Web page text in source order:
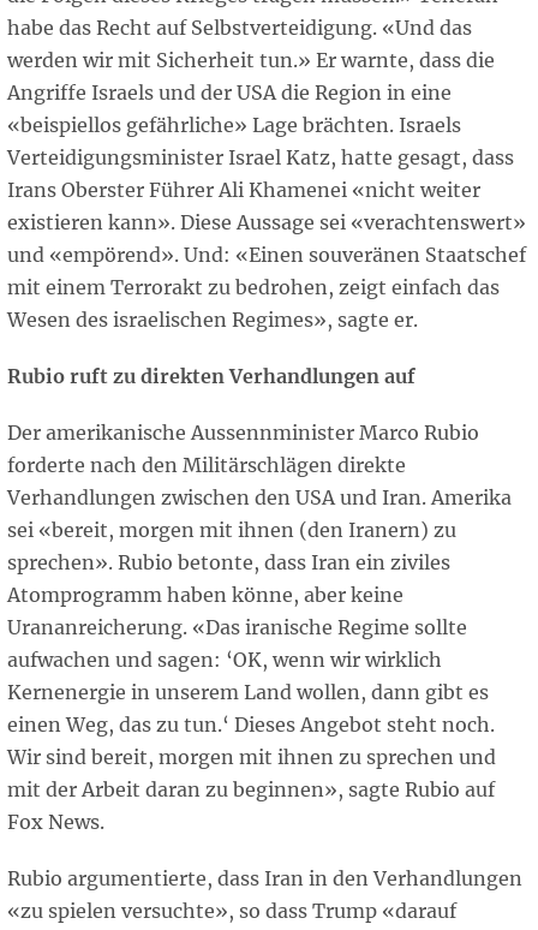
habe das Recht auf Selbstverteidigung. «Und das
werden wir mit Sicherheit tun.» Er warnte, dass die
Angriffe Israels und der USA die Region in eine
«beispiellos gefährliche» Lage brächten. Israels
Verteidigungsminister Israel Katz, hatte gesagt, dass
Irans Oberster Führer Ali Khamenei «nicht weiter
existieren kann». Diese Aussage sei «verachtenswert»
und «empörend». Und: «Einen souveränen Staatschef
mit einem Terrorakt zu bedrohen, zeigt einfach das
Wesen des israelischen Regimes», sagte er.
Rubio ruft zu direkten Verhandlungen auf
Der amerikanische Aussennminister Marco Rubio
forderte nach den Militärschlägen direkte
Verhandlungen zwischen den USA und Iran. Amerika
sei «bereit, morgen mit ihnen (den Iranern) zu
sprechen». Rubio betonte, dass Iran ein ziviles
Atomprogramm haben könne, aber keine
Urananreicherung. «Das iranische Regime sollte
aufwachen und sagen: ‘OK, wenn wir wirklich
Kernenergie in unserem Land wollen, dann gibt es
einen Weg, das zu tun.‘ Dieses Angebot steht noch.
Wir sind bereit, morgen mit ihnen zu sprechen und
mit der Arbeit daran zu beginnen», sagte Rubio auf
Fox News.
Rubio argumentierte, dass Iran in den Verhandlungen
«zu spielen versuchte», so dass Trump «darauf